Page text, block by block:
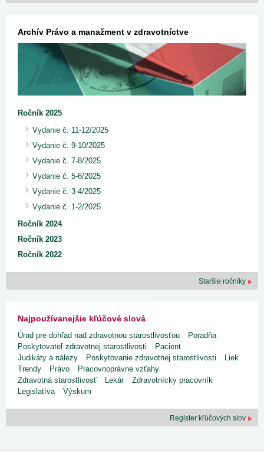
Archív Právo a manažment v zdravotníctve
Ročník 2025
Vydanie č. 11-12/2025
Vydanie č. 9-10/2025
Vydanie č. 7-8/2025
Vydanie č. 5-6/2025
Vydanie č. 3-4/2025
Vydanie č. 1-2/2025
Ročník 2024
Ročník 2023
Ročník 2022
Staršie ročníky
Najpoužívanejšie kľúčové slová
Úrad pre dohľad nad zdravotnou starostlivosťou
Poradňa
Poskytovateľ zdravotnej starostlivosti
Pacient
Judikáty a nálezy
Poskytovanie zdravotnej starostlivosti
Liek
Trendy
Právo
Pracovnoprávne vzťahy
Zdravotná starostlivosť
Lekár
Zdravotnícky pracovník
Legislatíva
Výskum
Register kľúčových slov